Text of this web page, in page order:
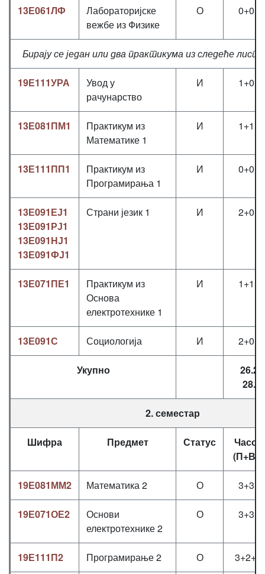
13Е061ЛФ
Лабораторијске
вежбе из Физике
О 0+0+2
Бирају се један или два практикума из следеће
19Е111УРА
Увод у
рачунарство
И 1+0+1
13Е081ПМ1
Практикум из
Математике 1
И 1+1+0
13Е111ПП1
Практикум из
Програмирања 1
И 0+0+2
13Е091ЕЈ1
13Е091РЈ1
13Е091НЈ1
13Е091ФЈ1
Страни језик 1 И 2+0+0
13Е071ПЕ1
Практикум из
Основа
електротехнике 1
И 1+1+0
13Е091С Социологија И 2+0+0
Укупно
26.2 /
28.2
2. семестар
Шифра Предмет Статус
19Е081ММ2 Математика 2 О 3+3+0
19Е071ОЕ2
Основи
електротехнике 2
О 3+3+0
19Е111П2 Програмирање 2 О